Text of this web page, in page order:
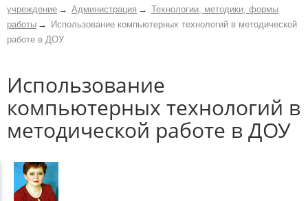
учреждение
Администрация
Технологии, методики, формы
работы
Использование компьютерных технологий в методической
работе в ДОУ
Использование
компьютерных технологий в
методической работе в ДОУ